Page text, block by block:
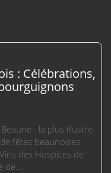
: Célébrations,
: la plus illustre
fêtes beaunoises
des Hospices de